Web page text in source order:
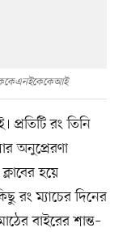
প্রতিটি রং তিনি
অনুপ্রেরণা
হয়ে
রং ম্যাচের দিনের
বাইরের শান্ত–